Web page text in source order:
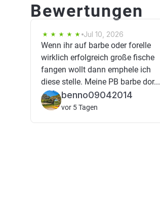
Bewertungen
Jul 10, 2026
Wenn ihr auf barbe oder forelle
wirklich erfolgreich große fische
fangen wollt dann emphele ich
diese stelle. Meine PB barbe dor...
benno09042014
vor 5 Tagen